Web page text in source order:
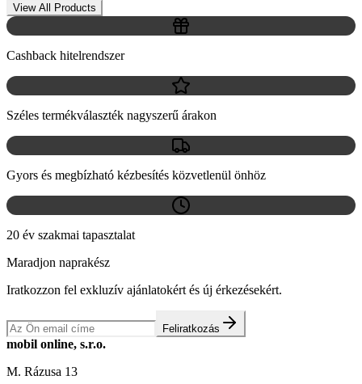
View All Products
Cashback hitelrendszer
Széles termékválaszték nagyszerű árakon
Gyors és megbízható kézbesítés közvetlenül önhöz
20 év szakmai tapasztalat
Maradjon naprakész
Iratkozzon fel exkluzív ajánlatokért és új érkezésekért.
Feliratkozás
mobil online, s.r.o.
M. Rázusa 13